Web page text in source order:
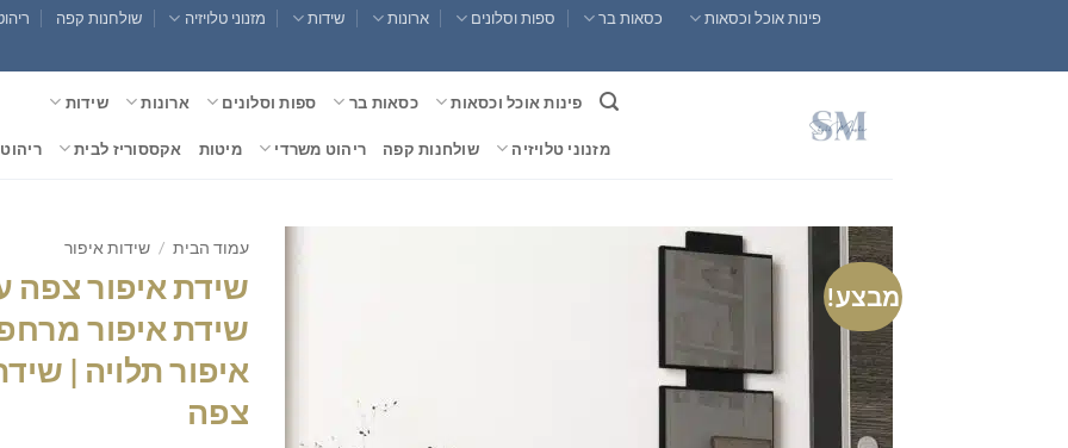
content
פינות אוכל וכסאות כסאות בר ספות וסלונים ארונות שידות מזנוני טלויזיה שולחנות קפה
פינות אוכל וכסאות כסאות בר ספות וסלונים ארונות שידות
מזנוני טלויזיה שולחנות קפה ריהוט משרדי מיטות אקססוריז לבית ריהוט
מבצע!
עמוד הבית / שידות איפור
שידת איפור צפה
שידת איפור
איפור תלויה |
צפה